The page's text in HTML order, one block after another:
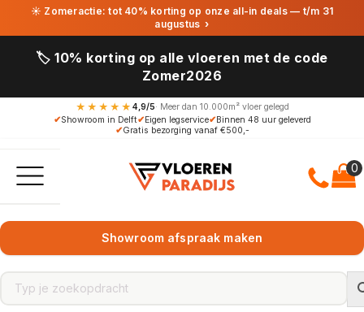
☀ Zomeractie: tot 40% korting op onze all-in deals — t/m 31
augustus ›
🏷️ 10% korting op alle vloeren met de code
Zomer2026
★★★★★ 4,9/5· Meer dan 10.000m² vloer gelegd
✔Showroom in Delft✔Eigen legservice✔Binnen 48 uur geleverd
✔Gratis bezorging vanaf €500,-
Showroom afspraak maken